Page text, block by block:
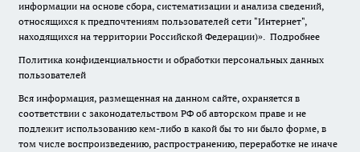
информации на основе сбора, систематизации и анализа сведений,
относящихся к предпочтениям пользователей сети "Интернет",
находящихся на территории Российской Федерации)». Подробнее
Политика конфиденциальности и обработки персональных данных
пользователей
Вся информация, размещенная на данном сайте, охраняется в
соответствии с законодательством РФ об авторском праве и не
подлежит использованию кем-либо в какой бы то ни было форме, в
том числе воспроизведению, распространению, переработке не иначе